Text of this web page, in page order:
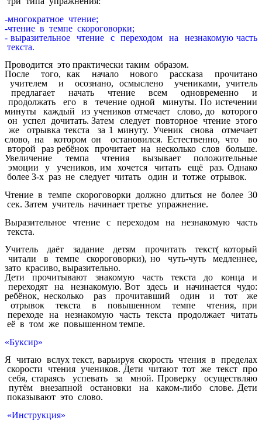
-многократное чтение;
-чтение в темпе скороговорки;
- выразительное чтение с переходом на незнакомую часть
текста.
Проводится это практически таким образом.
После того, как начало нового рассказа прочитано
учителем и осознано, осмыслено учениками, учитель
предлагает начать чтение всем одновременно и
продолжать его в течение одной минуты. По истечении
минуты каждый из учеников отмечает слово, до которого
он успел дочитать. Затем следует повторное чтение этого
же отрывка текста за 1 минуту. Ученик снова отмечает
слово, на котором он остановился. Естественно, что во
второй раз ребёнок прочитает на несколько слов больше.
Увеличение темпа чтения вызывает положительные
эмоции у учеников, им хочется читать ещё раз. Однако
более 3-х раз не следует читать один и тотже отрывок.
Чтение в темпе скороговорки должно длиться не более 30
сек. Затем учитель начинает третье упражнение.
Выразительное чтение с переходом на незнакомую часть
текста.
Учитель даёт задание детям прочитать текст( который
читали в темпе скороговорки), но чуть-чуть медленнее,
зато красиво, выразительно.
Дети прочитывают знакомую часть текста до конца и
переходят на незнакомую. Вот здесь и начинается чудо:
ребёнок, несколько раз прочитавший один и тот же
отрывок текста в повышенном темпе чтения, при
переходе на незнакомую часть текста продолжает читать
её в том же повышенном темпе.
«Буксир»
Я читаю вслух текст, варьируя скорость чтения в пределах
скорости чтения учеников. Дети читают тот же текст про
себя, стараясь успевать за мной. Проверку осуществляю
путём внезапной остановки на каком-либо слове. Дети
показывают это слово.
«Инструкция»